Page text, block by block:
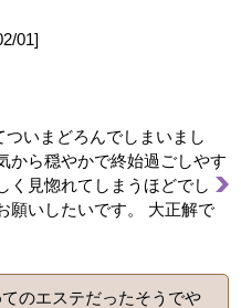
01]
いまどろんでしまいまし
から穏やかで終始過ごしやす
く見惚れてしまうほどでし
願いしたいです。 大正解で
のエステだったそうでや